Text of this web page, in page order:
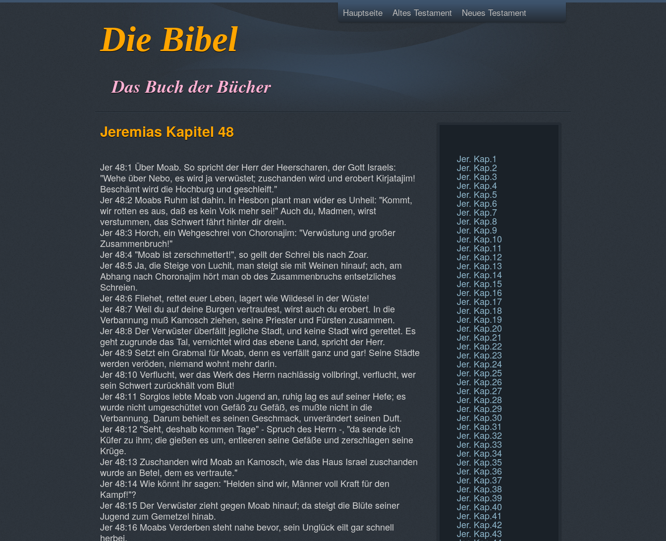
Die Bibel
Das Buch der Bücher
Hauptseite Altes Testament Neues Testament
Jeremias Kapitel 48
Jer 48:1 Über Moab. So spricht der Herr der Heerscharen, der Gott Israels:
"Wehe über Nebo, es wird ja verwüstet; zuschanden wird und erobert Kirjatajim!
Beschämt wird die Hochburg und geschleift."
Jer 48:2 Moabs Ruhm ist dahin. In Hesbon plant man wider es Unheil: "Kommt,
wir rotten es aus, daß es kein Volk mehr sei!" Auch du, Madmen, wirst
verstummen, das Schwert fährt hinter dir drein.
Jer 48:3 Horch, ein Wehgeschrei von Choronajim: "Verwüstung und großer
Zusammenbruch!"
Jer 48:4 "Moab ist zerschmettert!", so gellt der Schrei bis nach Zoar.
Jer 48:5 Ja, die Steige von Luchit, man steigt sie mit Weinen hinauf; ach, am
Abhang nach Choronajim hört man ob des Zusammenbruchs entsetzliches
Schreien.
Jer 48:6 Fliehet, rettet euer Leben, lagert wie Wildesel in der Wüste!
Jer 48:7 Weil du auf deine Burgen vertrautest, wirst auch du erobert. In die
Verbannung muß Kamosch ziehen, seine Priester und Fürsten zusammen.
Jer 48:8 Der Verwüster überfällt jegliche Stadt, und keine Stadt wird gerettet. Es
geht zugrunde das Tal, vernichtet wird das ebene Land, spricht der Herr.
Jer 48:9 Setzt ein Grabmal für Moab, denn es verfällt ganz und gar! Seine Städte
werden veröden, niemand wohnt mehr darin.
Jer 48:10 Verflucht, wer das Werk des Herrn nachlässig vollbringt, verflucht, wer
sein Schwert zurückhält vom Blut!
Jer 48:11 Sorglos lebte Moab von Jugend an, ruhig lag es auf seiner Hefe; es
wurde nicht umgeschüttet von Gefäß zu Gefäß, es mußte nicht in die
Verbannung. Darum behielt es seinen Geschmack, unverändert seinen Duft.
Jer 48:12 "Seht, deshalb kommen Tage" - Spruch des Herrn -, "da sende ich
Küfer zu ihm; die gießen es um, entleeren seine Gefäße und zerschlagen seine
Krüge.
Jer 48:13 Zuschanden wird Moab an Kamosch, wie das Haus Israel zuschanden
wurde an Betel, dem es vertraute."
Jer 48:14 Wie könnt ihr sagen: "Helden sind wir, Männer voll Kraft für den
Kampf!"?
Jer 48:15 Der Verwüster zieht gegen Moab hinauf; da steigt die Blüte seiner
Jugend zum Gemetzel hinab.
Jer 48:16 Moabs Verderben steht nahe bevor, sein Unglück eilt gar schnell
herbei.
Jer. Kap.1
Jer. Kap.2
Jer. Kap.3
Jer. Kap.4
Jer. Kap.5
Jer. Kap.6
Jer. Kap.7
Jer. Kap.8
Jer. Kap.9
Jer. Kap.10
Jer. Kap.11
Jer. Kap.12
Jer. Kap.13
Jer. Kap.14
Jer. Kap.15
Jer. Kap.16
Jer. Kap.17
Jer. Kap.18
Jer. Kap.19
Jer. Kap.20
Jer. Kap.21
Jer. Kap.22
Jer. Kap.23
Jer. Kap.24
Jer. Kap.25
Jer. Kap.26
Jer. Kap.27
Jer. Kap.28
Jer. Kap.29
Jer. Kap.30
Jer. Kap.31
Jer. Kap.32
Jer. Kap.33
Jer. Kap.34
Jer. Kap.35
Jer. Kap.36
Jer. Kap.37
Jer. Kap.38
Jer. Kap.39
Jer. Kap.40
Jer. Kap.41
Jer. Kap.42
Jer. Kap.43